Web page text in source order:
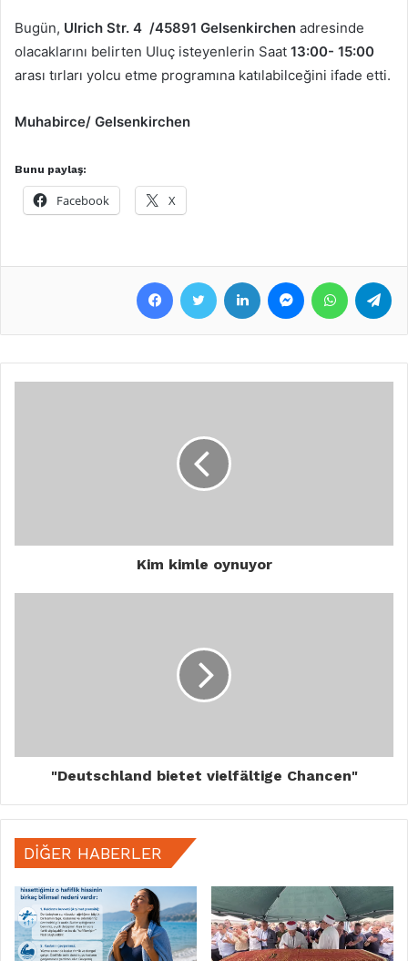
Bugün, Ulrich Str. 4 /45891 Gelsenkirchen adresinde
olacaklarını belirten Uluç isteyenlerin Saat 13:00- 15:00
arası tırları yolcu etme programına katılabilceğini ifade etti.
Muhabirce/ Gelsenkirchen
Bunu paylaş:
Facebook X
Kim kimle oynuyor
"Deutschland bietet vielfältige Chancen"
DIĞER HABERLER